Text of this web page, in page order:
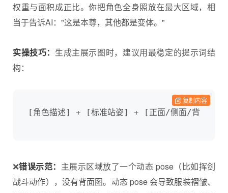
权重与面积成正比。你把角色全身照放在最大区域，相
当于告诉AI："这是本尊，其他都是变体。"
实操技巧： 生成主展示图时，建议用最稳定的提示词结
构：
[角色描述] + [标准站姿] + [正面/侧面/背面]
复制内容
❌错误示范： 主展示区域放了一个动态 pose（比如挥剑
战斗动作），没有背面图。动态 pose 会导致服装褶皱、